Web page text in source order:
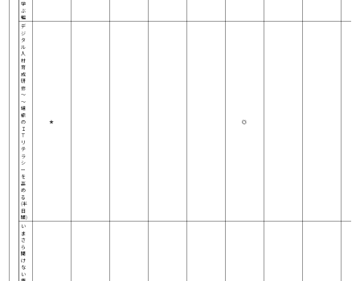
学
ぶ
編
デ
ジ
タ
ル
人
材
育
成
研
修
～
～
組
織
の
Ｉ
Ｔ
リ
テ
ラ
シ
ー
を
高
め
る
(半
日
間)
★ ◎
い
ま
さ
ら
聞
け
な
い